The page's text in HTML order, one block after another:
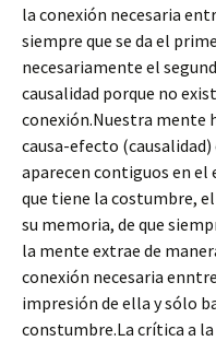
la conexión necesaria
siempre que se da el
necesariamente el
causalidad porque no
conexión.Nuestra mente
causa-efecto
aparecen contiguos en el
que tiene la costumbre,
su memoria, de que
la mente extrae de
conexión necesaria
impresión de ella y sólo
constumbre.La crítica a